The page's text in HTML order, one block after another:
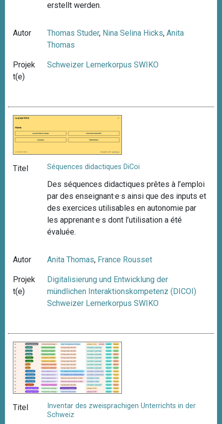
erstellt werden.
Autor Thomas Studer, Nina Selina Hicks,Anita
Thomas
Projek
t(e)
Schweizer Lernerkorpus SWIKO
Titel Séquences didactiques DiCoi
Des séquences didactiques prêtes à l’emploi
par des enseignant·e·s ainsi que des inputs et
des exercices utilisables en autonomie par
les apprenant·e·s dont l’utilisation a été
évaluée.
Autor Anita Thomas, France Rousset
Projek
t(e)
Digitalisierung und Entwicklung der
mündlichen Interaktionskompetenz (DICOI)
Schweizer Lernerkorpus SWIKO
Titel
Inventar des zweisprachigen Unterrichts in der
Schweiz